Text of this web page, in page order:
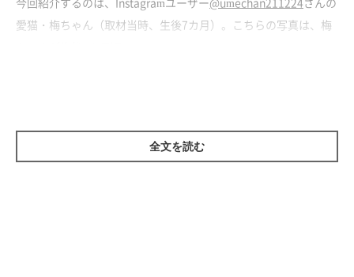
愛猫・梅ちゃん（取材当時、生後7カ月）。こちらの写真は、梅
全文を読む